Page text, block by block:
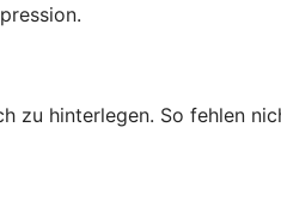
zu hinterlegen. So fehlen